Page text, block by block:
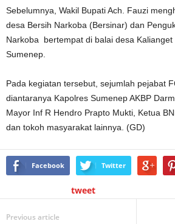
Sebelumnya, Wakil Bupati Ach. Fauzi
desa Bersih Narkoba (Bersinar) dan
Narkoba bertempat di balai desa Kalianget
Sumenep.
Pada kegiatan tersebut, sejumlah pejabat
diantaranya Kapolres Sumenep AKBP
Mayor Inf R Hendro Prapto Mukti, Ketua
dan tokoh masyarakat lainnya. (GD)
Facebook Twitter
tweet
Previous article